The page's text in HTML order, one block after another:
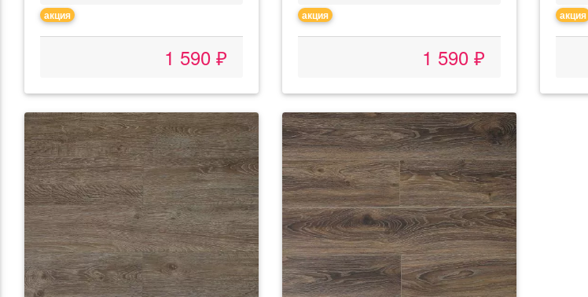
акция
1 590 ₽
акция
1 590 ₽
акция